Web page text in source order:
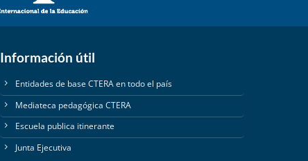
Información útil
Entidades de base CTERA en todo el país
Mediateca pedagógica CTERA
Escuela publica itinerante
Junta Ejecutiva